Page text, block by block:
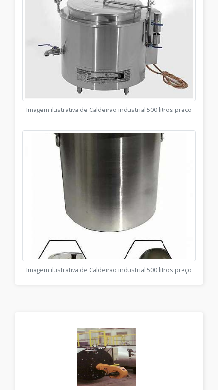
Imagem ilustrativa de Caldeirão industrial 500 litros preço
Imagem ilustrativa de Caldeirão industrial 500 litros preço